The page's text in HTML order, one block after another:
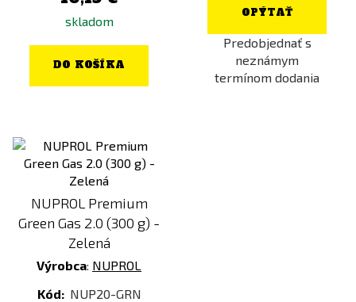
skladom
DO KOŠÍKA
OPÝTAŤ
Predobjednať s
neznámym
termínom dodania
NUPROL Premium
Green Gas 2.0 (300 g) -
Zelená
Výrobca: NUPROL
Kód: NUP20-GRN